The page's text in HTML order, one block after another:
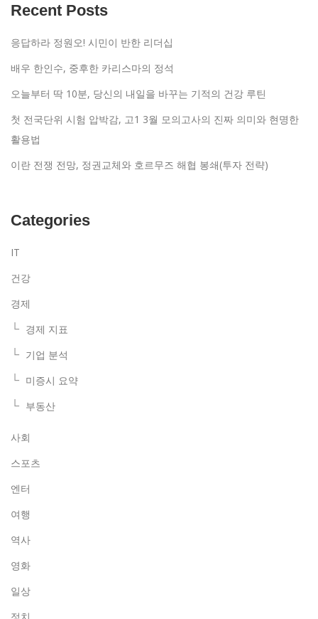
Recent Posts
응답하라 정원오! 시민이 반한 리더십
배우 한인수, 중후한 카리스마의 정석
오늘부터 딱 10분, 당신의 내일을 바꾸는 기적의 건강 루틴
첫 전국단위 시험 압박감, 고1 3월 모의고사의 진짜 의미와 현명한
활용법
이란 전쟁 전망, 정권교체와 호르무즈 해협 봉쇄(투자 전략)
Categories
IT
건강
경제
경제 지표
기업 분석
미증시 요약
부동산
사회
스포츠
엔터
여행
역사
영화
일상